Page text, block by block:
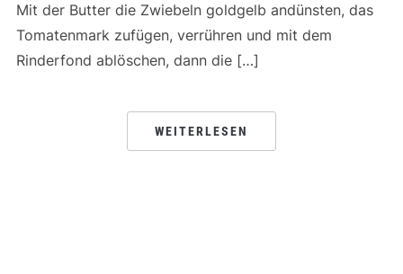
Mit der Butter die Zwiebeln goldgelb andünsten, das
Tomatenmark zufügen, verrühren und mit dem
Rinderfond ablöschen, dann die […]
WEITERLESEN